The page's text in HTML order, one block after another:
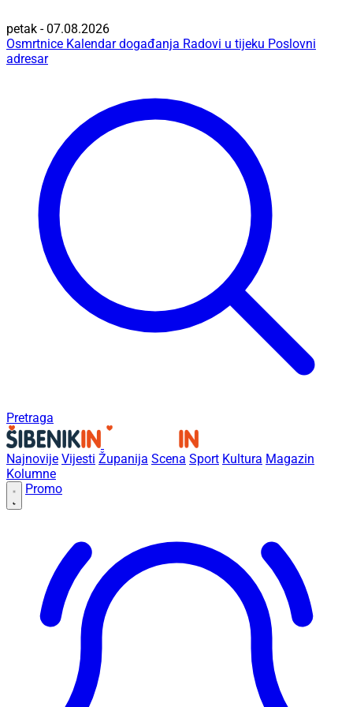
petak - 07.08.2026
Osmrtnice Kalendar događanja Radovi u tijeku Poslovni
adresar
Pretraga
Najnovije Vijesti Županija Scena Sport Kultura Magazin
Kolumne
Promo